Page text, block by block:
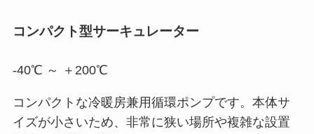
コンパクト型サーキュレーター
-40℃ ～ ＋200℃
コンパクトな冷暖房兼用循環ポンプです。本体サ
イズが小さいため、非常に狭い場所や複雑な設置